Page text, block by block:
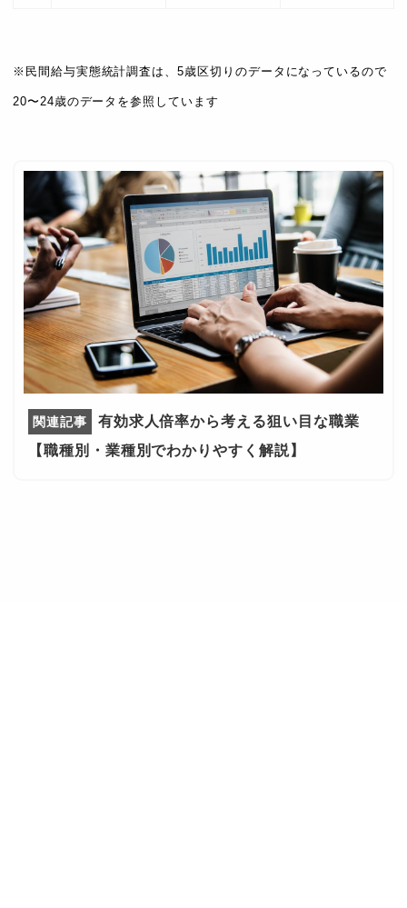
※民間給与実態統計調査は、5歳区切りのデータになっているので
20〜24歳のデータを参照しています
有効求人倍率から考える狙い目な職業
【職種別・業種別でわかりやすく解説】